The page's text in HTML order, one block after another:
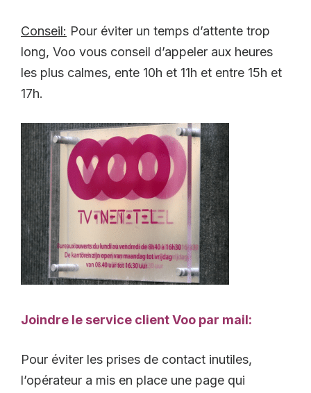
Conseil: Pour éviter un temps d’attente trop
long, Voo vous conseil d’appeler aux heures
les plus calmes, ente 10h et 11h et entre 15h et
17h.
Joindre le service client Voo par mail:
Pour éviter les prises de contact inutiles,
l’opérateur a mis en place une page qui